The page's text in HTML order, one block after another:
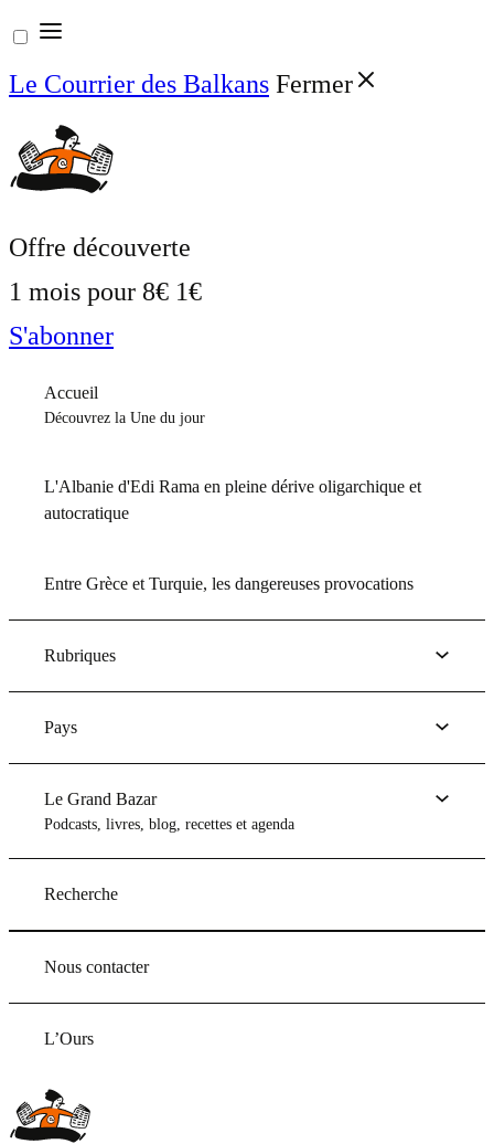
Aller
au
contenu
Le Courrier des Balkans Fermer
Offre découverte
1 mois pour 8€ 1€
S'abonner
Accueil
Découvrez la Une du jour
L'Albanie d'Edi Rama en pleine dérive oligarchique et
autocratique
Entre Grèce et Turquie, les dangereuses provocations
Rubriques
Pays
Le Grand Bazar
Podcasts, livres, blog, recettes et agenda
Recherche
Nous contacter
L’Ours